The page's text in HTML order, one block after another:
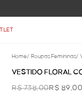
Home/ Roupas Femininas/
VESTIDO FLORAL
R$ 738,00R$ 89,00